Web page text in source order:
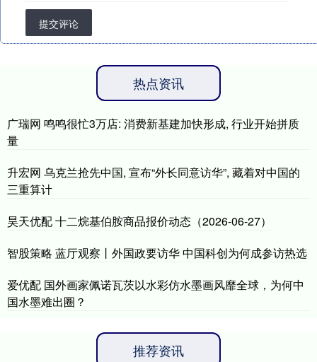
提交评论
热点资讯
广瑞网 鸣鸣很忙3万店: 消费新基建加快形成, 行业开始拼质
量
升宏网 乌克兰抢先中国, 宣布“外长同意访华”, 藏着对中国的
三重算计
昊天优配 十二烷基伯胺商品报价动态（2026-06-27）
智股策略 蓝厅观察丨外国政要访华 中国科创为何成参访热选
爱优配 国外画家佩诺瓦茨以水彩仿水墨画风靡全球，为何中
国水墨难出圈？
推荐资讯